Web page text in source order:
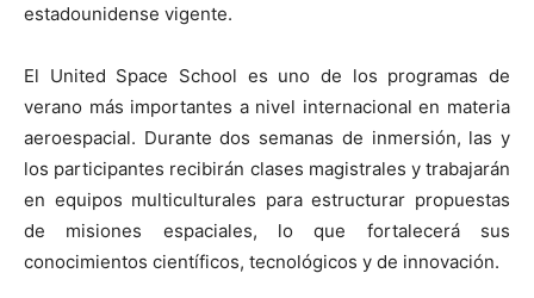
estadounidense vigente.
El United Space School es uno de los programas de
verano más importantes a nivel internacional en materia
aeroespacial. Durante dos semanas de inmersión, las y
los participantes recibirán clases magistrales y trabajarán
en equipos multiculturales para estructurar propuestas
de misiones espaciales, lo que fortalecerá sus
conocimientos científicos, tecnológicos y de innovación.